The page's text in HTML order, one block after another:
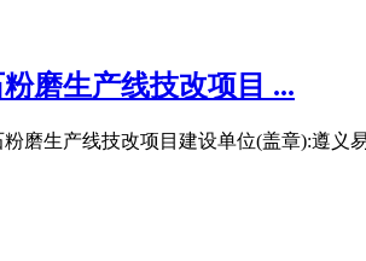
磨生产线技改项目 ...
磨生产线技改项目建设单位(盖章):遵